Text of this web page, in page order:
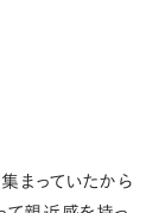
まっていたから